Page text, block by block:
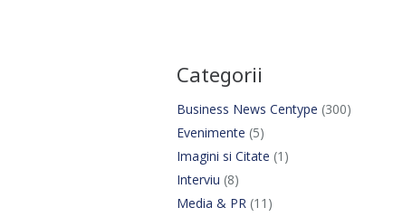
Categorii
Business News Centype (300)
Evenimente (5)
Imagini si Citate (1)
Interviu (8)
Media & PR (11)